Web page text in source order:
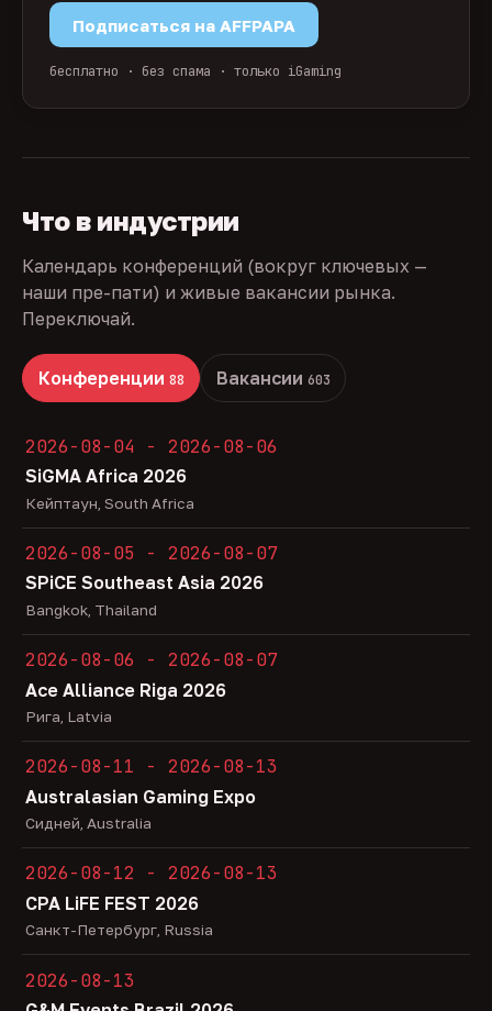
Подписаться на AFFPAPA
бесплатно · без спама · только iGaming
Что в индустрии
Календарь конференций (вокруг ключевых —
наши пре-пати) и живые вакансии рынка.
Переключай.
Конференции 88 Вакансии 603
2026-08-04 - 2026-08-06
SiGMA Africa 2026
Кейптаун, South Africa
2026-08-05 - 2026-08-07
SPiCE Southeast Asia 2026
Bangkok, Thailand
2026-08-06 - 2026-08-07
Ace Alliance Riga 2026
Рига, Latvia
2026-08-11 - 2026-08-13
Australasian Gaming Expo
Сидней, Australia
2026-08-12 - 2026-08-13
CPA LiFE FEST 2026
Санкт-Петербург, Russia
2026-08-13